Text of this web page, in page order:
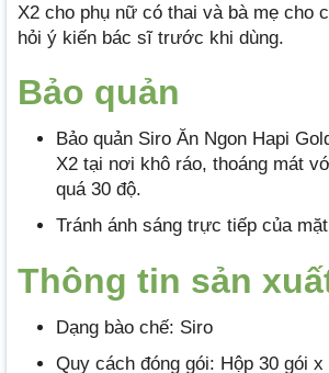
X2 cho phụ nữ có thai và bà mẹ cho
hỏi ý kiến bác sĩ trước khi dùng.
Bảo quản
Bảo quản Siro Ăn Ngon Hapi
X2 tại nơi khô ráo, thoáng mát
quá 30 độ.
Tránh ánh sáng trực tiếp của
Thông tin sản
Dạng bào chế: Siro
Quy cách đóng gói: Hộp 30 gói x